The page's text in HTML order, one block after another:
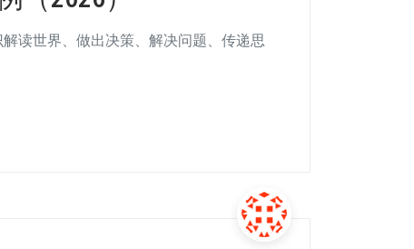
读世界、做出决策、解决问题、传递思